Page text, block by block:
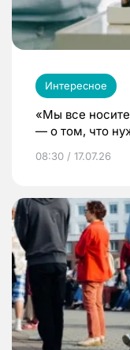
Интересное
«Мы все
— о том, что
08:30 / 17.07.26